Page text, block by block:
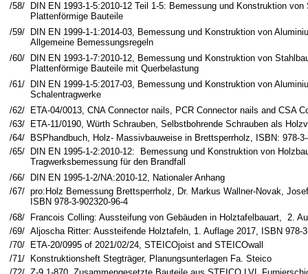
/58/
DIN EN 1993-1-5:2010-12 Teil 1-5: Bemessung und Konstruktion von
Plattenförmige Bauteile
/59/
DIN EN 1999-1-1:2014-03, Bemessung und Konstruktion von
Allgemeine Bemessungsregeln
/60/
DIN EN 1993-1-7:2010-12, Bemessung und Konstruktion von
Plattenförmige Bauteile mit Querbelastung
/61/
DIN EN 1999-1-5:2017-03, Bemessung und Konstruktion von
Schalentragwerke
/62/
ETA-04/0013, CNA Connector nails, PCR Connector nails and CSA
/63/
ETA-11/0190, Würth Schrauben, Selbstbohrende Schrauben als
/64/
BSPhandbuch, Holz- Massivbauweise in Brettsperrholz, ISBN: 978-
/65/
DIN EN 1995-1-2:2010-12: Bemessung und Konstruktion von
Tragwerksbemessung für den Brandfall
/66/
DIN EN 1995-1-2/NA:2010-12, Nationaler Anhang
/67/ pro:Holz Bemessung Brettsperrholz, Dr. Markus Wallner-Novak,
ISBN 978-3-902320-96-4
/68/
Francois Colling: Aussteifung von Gebäuden in Holztafelbauart, 2.
/69/ Aljoscha Ritter: Aussteifende Holztafeln, 1. Auflage 2017, ISBN 978-
/70/
ETA-20/0995 of 2021/02/24, STEICOjoist and STEICOwall
/71/
Konstruktionsheft Stegträger, Planungsunterlagen Fa. Steico